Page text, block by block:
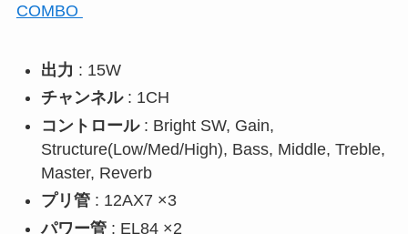
COMBO
出力 : 15W
チャンネル: 1CH
コントロール: Bright SW, Gain,
Structure(Low/Med/High), Bass, Middle, Treble,
Master, Reverb
プリ管: 12AX7 ×3
パワー管: EL84 ×2